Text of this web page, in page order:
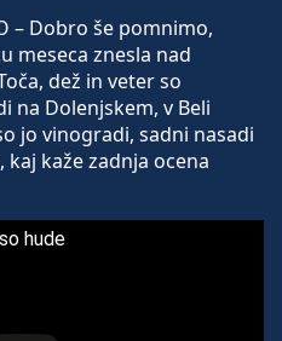
– Dobro še pomnimo,
meseca znesla nad
dež in veter so
na Dolenjskem, v Beli
jo vinogradi, sadni nasadi
kaj kaže zadnja ocena
hude